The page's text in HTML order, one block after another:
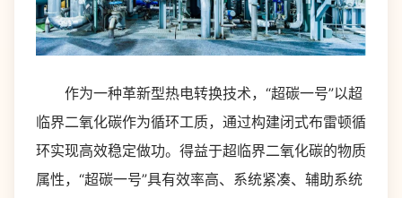
作为一种革新型热电转换技术，“超碳一号”以超
临界二氧化碳作为循环工质，通过构建闭式布雷顿循
环实现高效稳定做功。得益于超临界二氧化碳的物质
属性，“超碳一号”具有效率高、系统紧凑、辅助系统